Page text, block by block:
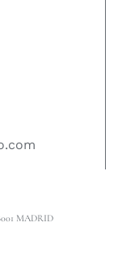
MADRID